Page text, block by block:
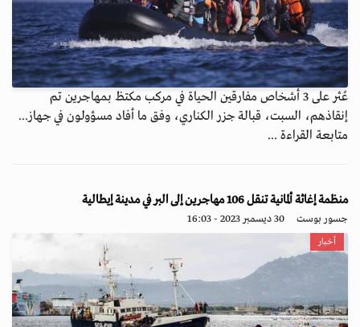
عُثر على 3 أشخاص مفارقين الحياة في مركب مكتظ بمهاجرين تم
إنقاذهم، السبت، قبالة جزر الكناري، وفق ما أفاد مسؤولون في جهاز...
متابعة القراءة ...
منظمة إغاثة ألمانية تنقل 106 مهاجرين إلى البر في مدينة إيطالية
جسور بوست 30 ديسمبر 2023 - 16:03
أخبار